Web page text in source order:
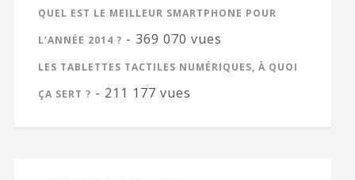
QUEL EST LE MEILLEUR SMARTPHONE POUR
L’ANNÉE 2014 ? - 369 070 vues
LES TABLETTES TACTILES NUMÉRIQUES, À QUOI
ÇA SERT ? - 211 177 vues